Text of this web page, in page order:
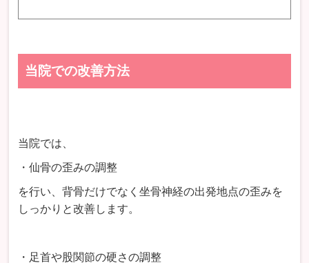
当院での改善方法
当院では、
・仙骨の歪みの調整
を行い、背骨だけでなく坐骨神経の出発地点の歪みを
しっかりと改善します。
・足首や股関節の硬さの調整